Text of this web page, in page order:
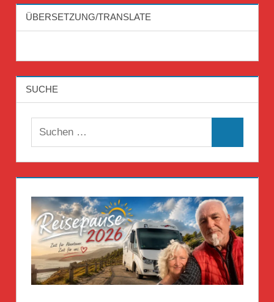
ÜBERSETZUNG/TRANSLATE
SUCHE